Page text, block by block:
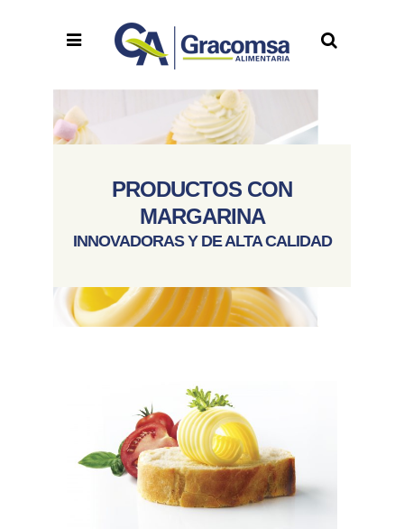
PRODUCTOS CON
MARGARINA
INNOVADORAS Y DE ALTA CALIDAD